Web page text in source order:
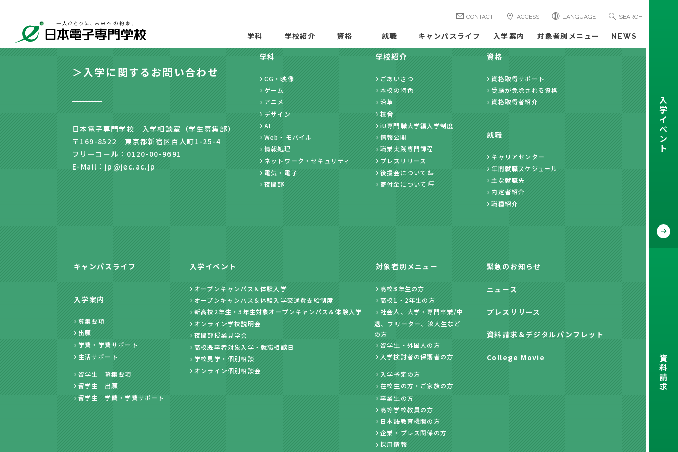
CONTACT ACCESS LANGUAGE SEARCH
学科 学校紹介 資格 就職 キャンパスライフ 入学案内 対象者別メニュー NEWS
＞入学に関するお問い合わせ
日本電子専門学校 入学相談室（学生募集部）
〒169-8522 東京都新宿区百人町1-25-4
フリーコール：0120-00-9691
E-Mail：jp@jec.ac.jp
学科
CG・映像
ゲーム
アニメ
デザイン
AI
Web・モバイル
情報処理
ネットワーク・セキュリティ
電気・電子
夜間部
学校紹介
ごあいさつ
本校の特色
沿革
校舎
iU専門職大学編入学制度
情報公開
職業実践専門課程
プレスリリース
後援会について
寄付金について
資格
資格取得サポート
受験が免除される資格
資格取得者紹介
就職
キャリアセンター
年間就職スケジュール
主な就職先
内定者紹介
職種紹介
キャンパスライフ
入学案内
募集要項
出願
学費・学費サポート
生活サポート
留学生 募集要項
留学生 出願
留学生 学費・学費サポート
入学イベント
オープンキャンパス＆体験入学
オープンキャンパス＆体験入学交通費支給制度
新高校2年生・3年生対象オープンキャンパス＆体験入学
オンライン学校説明会
夜間部授業見学会
高校既卒者対象入学・就職相談日
学校見学・個別相談
オンライン個別相談会
対象者別メニュー
高校3年生の方
高校1・2年生の方
社会人、大学・専門卒業/中
退、フリーター、浪人生など
の方
留学生・外国人の方
入学検討者の保護者の方
入学予定の方
在校生の方・ご家族の方
卒業生の方
高等学校教員の方
日本語教育機関の方
企業・プレス関係の方
採用情報
緊急のお知らせ
ニュース
プレスリリース
資料請求 ＆デジタルパンフレット
College Movie
入
学
イ
ベ
ン
ト
資
料
請
求